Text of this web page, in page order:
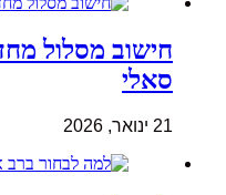
חישוב מסלול
סאלי
21 ינואר, 2026